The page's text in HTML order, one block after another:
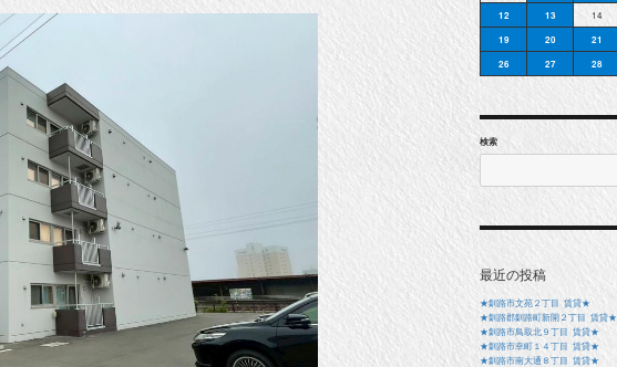
12
13 14
19
20 21
26
27 28
検索
最近の投稿
★釧路市文苑２丁目 賃貸★
★釧路郡釧路町新開２丁目 賃貸★
★釧路市鳥取北９丁目 賃貸★
★釧路市幸町１４丁目 賃貸★
★釧路市南大通８丁目 賃貸★